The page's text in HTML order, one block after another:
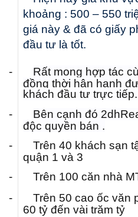
khoảng : 500 – 550
giá này & đã có giấy
đầu tư là tốt.
-
Rất mong hợp tác
đồng thời hân hạnh
khách đầu tư trực tiếp.
-
Bên cạnh đó
độc quyền bán .
-
Trên 40 khách sạn
quận 1 và 3
-
Trên 100 căn nhà
-
Trên 50 cao ốc văn
60 tỷ đến vài trăm tỷ